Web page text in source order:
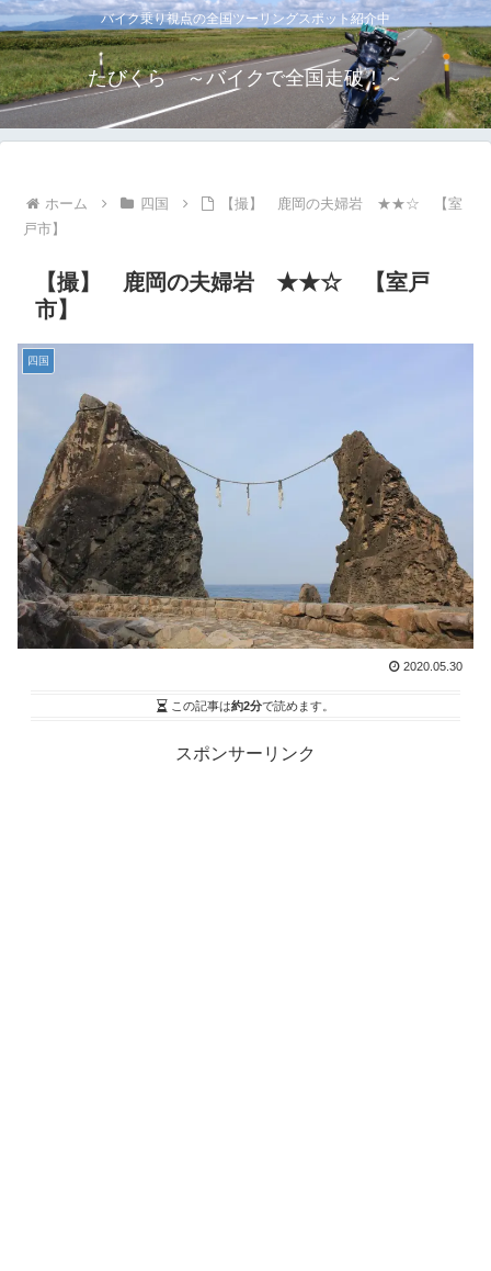
バイク乗り視点の全国ツーリングスポット紹介中
たびくら ～バイクで全国走破！～
ホーム 四国
【撮】 鹿岡の夫婦岩 ★★☆ 【室
戸市】
【撮】 鹿岡の夫婦岩 ★★☆ 【室戸
市】
四国
2020.05.30
この記事は約2分で読めます。
スポンサーリンク